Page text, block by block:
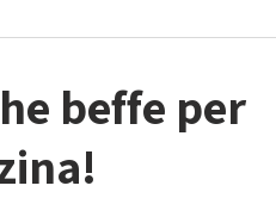
beffe per